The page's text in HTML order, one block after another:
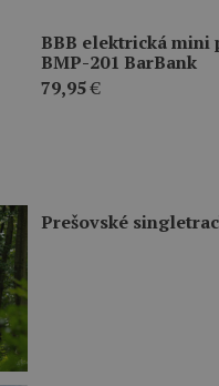
BBB elektrická mini
BMP-201 BarBank
79,95€
Prešovské